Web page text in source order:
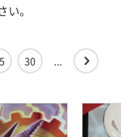
。
30 ...